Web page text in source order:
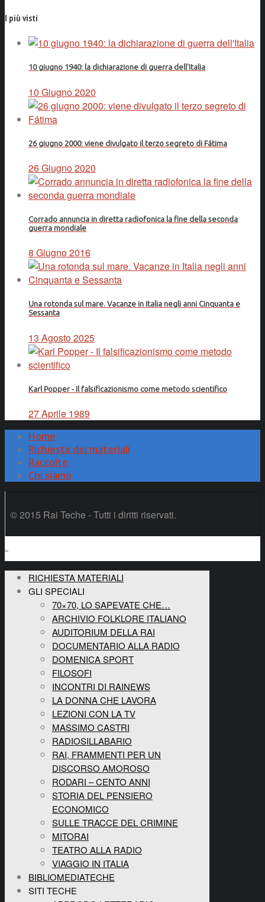
I più visti
10 giugno 1940: la dichiarazione di guerra dell'Italia
10 Giugno 2020
26 giugno 2000: viene divulgato il terzo segreto di Fátima
26 Giugno 2020
Corrado annuncia in diretta radiofonica la fine della seconda
guerra mondiale
8 Giugno 2016
Una rotonda sul mare. Vacanze in Italia negli anni Cinquanta e
Sessanta
13 Agosto 2025
Karl Popper - Il falsificazionismo come metodo scientifico
27 Aprile 1989
Home
Richiesta dei materiali
Raccolte
Chi siamo
© 2015 Rai Teche - Tutti i diritti riservati.
RICHIESTA MATERIALI
GLI SPECIALI
70×70, LO SAPEVATE CHE…
ARCHIVIO FOLKLORE ITALIANO
AUDITORIUM DELLA RAI
DOCUMENTARIO ALLA RADIO
DOMENICA SPORT
FILOSOFI
INCONTRI DI RAINEWS
LA DONNA CHE LAVORA
LEZIONI CON LA TV
MASSIMO CASTRI
RADIOSILLABARIO
RAI, FRAMMENTI PER UN
DISCORSO AMOROSO
RODARI – CENTO ANNI
STORIA DEL PENSIERO
ECONOMICO
SULLE TRACCE DEL CRIMINE
MITORAI
TEATRO ALLA RADIO
VIAGGIO IN ITALIA
BIBLIOMEDIATECHE
SITI TECHE